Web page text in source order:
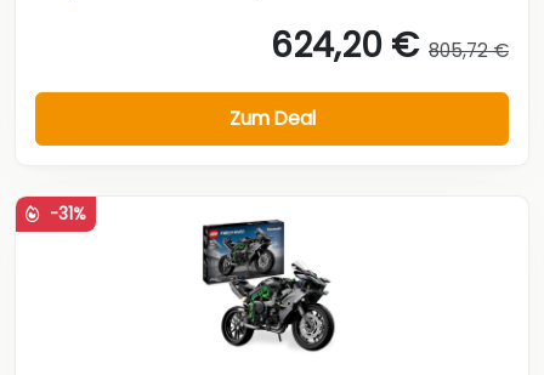
624,20 € 805,72 €
Zum Deal
-31%